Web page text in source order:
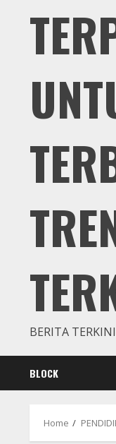
BERITA
BLOCK
Home